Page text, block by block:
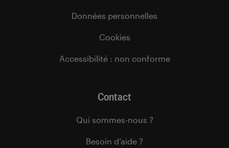
Données personnelles
Cookies
Accessibilité : non conforme
Contact
Qui sommes-nous ?
Besoin d’aide ?